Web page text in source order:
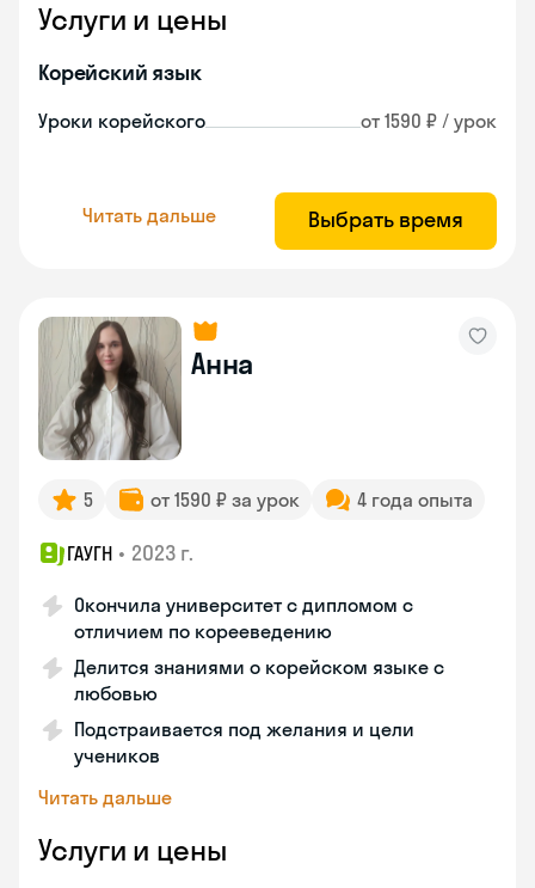
Услуги и цены
Корейский язык
Уроки корейского от 1590 ₽ / урок
Читать дальше Выбрать время
Анна
5 от 1590 ₽ за урок 4 года опыта
ГАУГН • 2023 г.
Окончила университет с дипломом с
отличием по корееведению
Делится знаниями о корейском языке с
любовью
Подстраивается под желания и цели
учеников
Читать дальше
Услуги и цены